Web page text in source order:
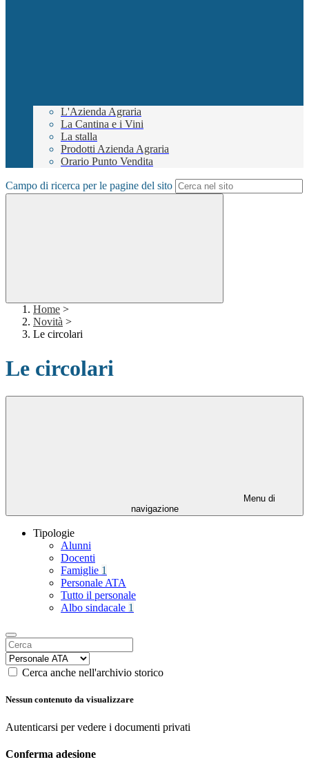
L'Azienda Agraria
La Cantina e i Vini
La stalla
Prodotti Azienda Agraria
Orario Punto Vendita
Campo di ricerca per le pagine del sito
Home >
Novità >
Le circolari
Le circolari
Menu di
navigazione
Tipologie
Alunni
Docenti
Famiglie 1
Personale ATA
Tutto il personale
Albo sindacale 1
Cerca anche nell'archivio storico
Nessun contenuto da visualizzare
Autenticarsi per vedere i documenti privati
Conferma adesione